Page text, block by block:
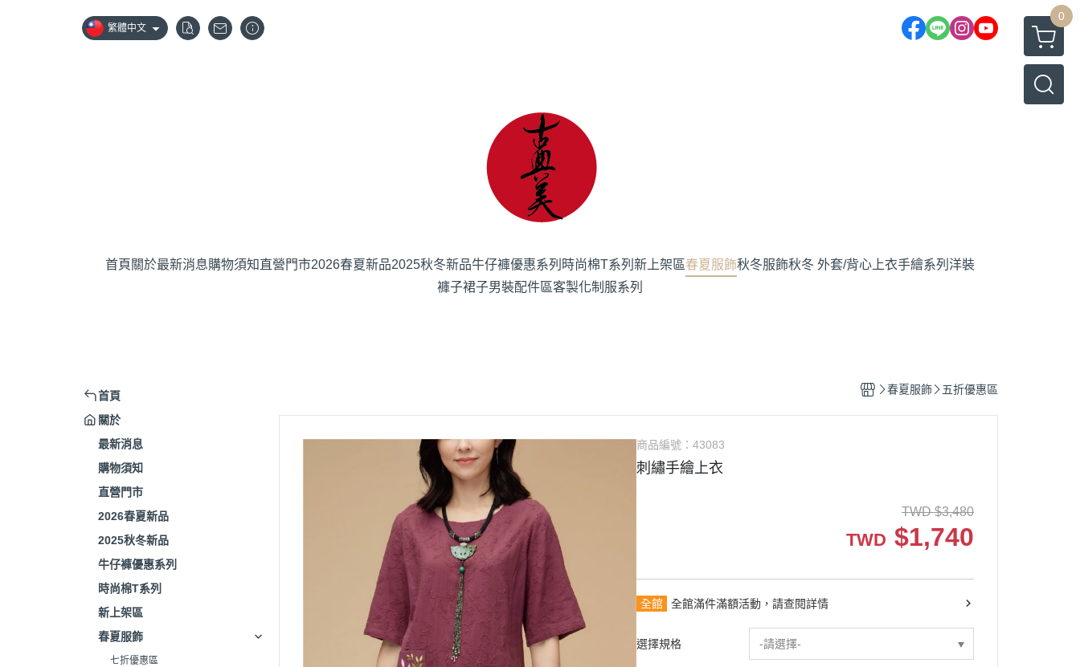
繁體中文
0
首頁 關於最新消息購物須知直營門市2026春夏新品2025秋冬新品牛仔褲優惠系列 時尚棉T系列 新上架區春夏服飾秋冬服飾秋冬 外套/背心 上衣手繪系列 洋裝
褲子裙子男裝配件區客製化制服系列
首頁
關於
最新消息
購物須知
直營門市
2026春夏新品
2025秋冬新品
牛仔褲優惠系列
時尚棉T系列
新上架區
春夏服飾
七折優惠區
春夏服飾 五折優惠區
商品編號：43083
刺繡手繪上衣
TWD $3,480
TWD $1,740
全館 全館滿件滿額活動，請查閱詳情
選擇規格 -請選擇-